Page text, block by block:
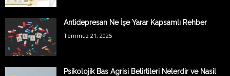
Antidepresan Ne İşe Yarar Kapsamlı Rehber
Temmuz 21, 2025
Psikolojik Bas Agrisi Belirtileri Nelerdir ve Nasil